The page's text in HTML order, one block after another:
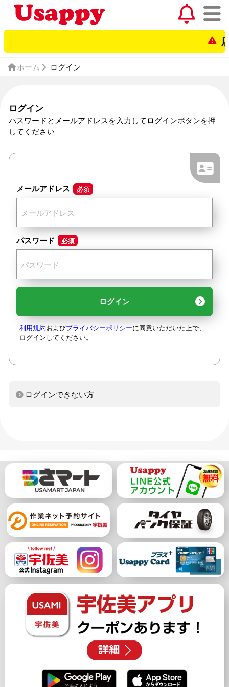
店
ホーム ログイン
ログイン
パスワードとメールアドレスを入力してログインボタンを押
してください
メールアドレス 必須
パスワード 必須
利用規約およびプライバシーポリシーに同意いただいた上で、
ログインしてください。
ログインできない方